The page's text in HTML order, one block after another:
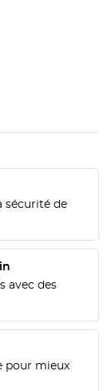
sécurité de
avec des
pour mieux
des produits